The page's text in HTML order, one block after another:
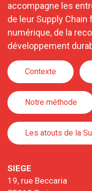
accompagne les
de leur Supply Chain
numérique, de la
développement
Contexte
Notre méthode
Les atouts de la
SIEGE
19, rue Beccaria